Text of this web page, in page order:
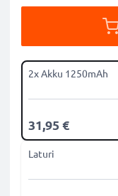
2x Akku 1250mAh
31,95 €
Laturi